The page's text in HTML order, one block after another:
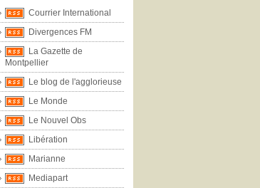
Courrier International
Divergences FM
La Gazette de
Montpellier
Le blog de l'agglorieuse
Le Monde
Le Nouvel Obs
Libération
Marianne
Mediapart